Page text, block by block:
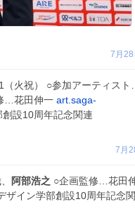
7月28
火祝） ○参加アーティスト…
…花田伸一 art.saga-
設10周年記念関連
7月
阿部浩之 ○企画監修…花田
ザイン学部創設10周年記念関